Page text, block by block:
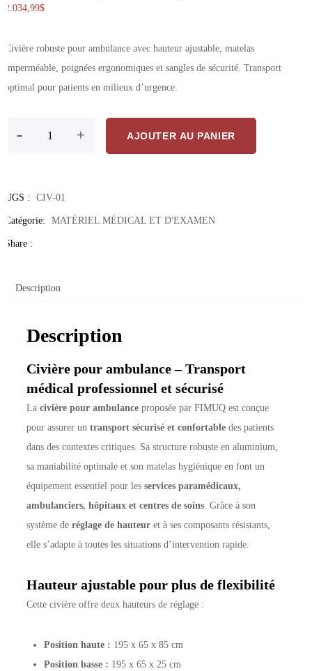
2.034,99$
Civière robuste pour ambulance avec hauteur ajustable, matelas
imperméable, poignées ergonomiques et sangles de sécurité. Transport
optimal pour patients en milieux d’urgence.
- + AJOUTER AU PANIER
UGS : CIV-01
Catégorie: MATÉRIEL MÉDICAL ET D'EXAMEN
Share :
Description
Description
Civière pour ambulance – Transport
médical professionnel et sécurisé
Lacivière pour ambulance proposée par FIMUQ est conçue
pour assurer untransport sécurisé et confortable des patients
dans des contextes critiques. Sa structure robuste en aluminium,
sa maniabilité optimale et son matelas hygiénique en font un
équipement essentiel pour lesservices paramédicaux,
ambulanciers, hôpitaux et centres de soins. Grâce à son
système deréglage de hauteur et à ses composants résistants,
elle s’adapte à toutes les situations d’intervention rapide.
Hauteur ajustable pour plus de flexibilité
Cette civière offre deux hauteurs de réglage :
Position haute : 195 x 65 x 85 cm
Position basse : 195 x 65 x 25 cm